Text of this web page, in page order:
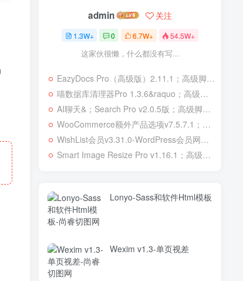
admin 关注
1.3W+ 0 6.7W+ 54.5W+
这家伙很懒，什么都没有写...
EazyDocs Pro（高级版）2.11.1；高级脚本、插件和；移动
喵数据库清理器Pro 1.3.6&raquo；高级脚本、插件和；移动
AI聊天&；Search Pro v2.0.5版；高级脚本、插件和；移动
WooCommerce额外产品选项v7.5.7.1；高级脚本、插件和；移动
WishList会员v3.31.0-WordPress会员网站；高级脚本、插件和；移动
Smart Image Resize Pro v1.16.1；高级脚本、插件和；移动
Lonyo-Sass和软件Html模板
Wexim v1.3-单页视差